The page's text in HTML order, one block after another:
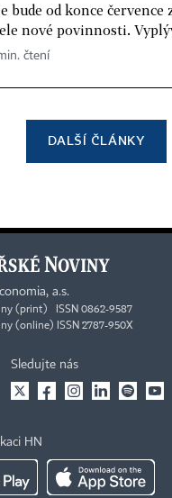
bude od konce
nové povinnosti.
čtení
DALŠÍ ČLÁNKY
a.s.
(print) ISSN 0862-9587
(online) ISSN 2787-950X
Sledujte nás
HN